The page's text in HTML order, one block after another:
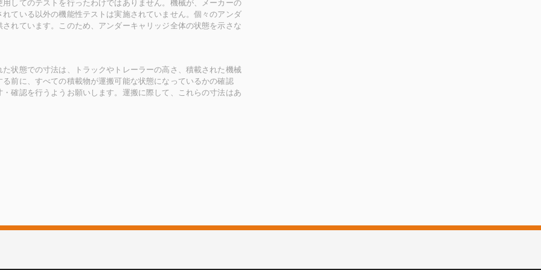
してのテストを行ったわけではありません。機械が、メーカーの
ている以外の機能性テストは実施されていません。個々のアンダ
れています。このため、アンダーキャリッジ全体の状態を示さな
状態での寸法は、トラックやトレーラーの高さ、積載された機械
前に、すべての積載物が運搬可能な状態になっているかの確認
確認を行うようお願いします。運搬に際して、これらの寸法はあ